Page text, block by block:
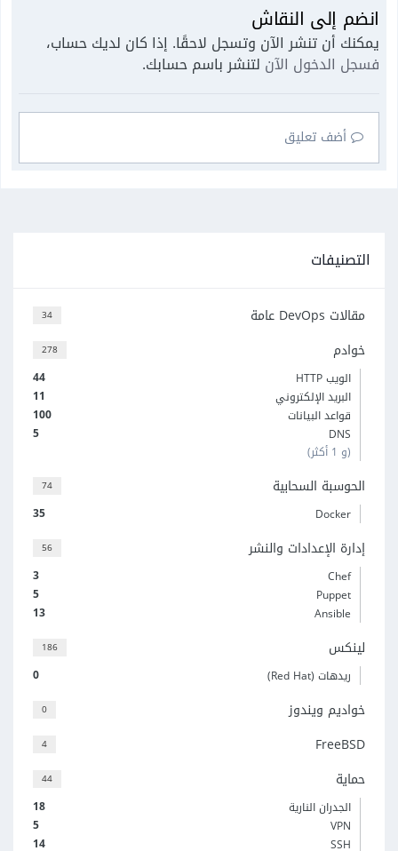
انضم إلى النقاش
يمكنك أن تنشر الآن وتسجل لاحقًا. إذا كان لديك حساب،
فسجل الدخول الآن لتنشر باسم حسابك.
أضف تعليق
التصنيفات
34 مقالات DevOps عامة
278 خوادم
44
الويب HTTP
11
البريد الإلكتروني
100
قواعد البيانات
5
DNS
(و 1 أكثر)
74 الحوسبة السحابية
35 Docker
56 إدارة الإعدادات والنشر
3
Chef
5
Puppet
13
Ansible
186 لينكس
0 ريدهات (Red Hat)
0 خواديم ويندوز
4 FreeBSD
44 حماية
18
الجدران النارية
5
VPN
14
SSH